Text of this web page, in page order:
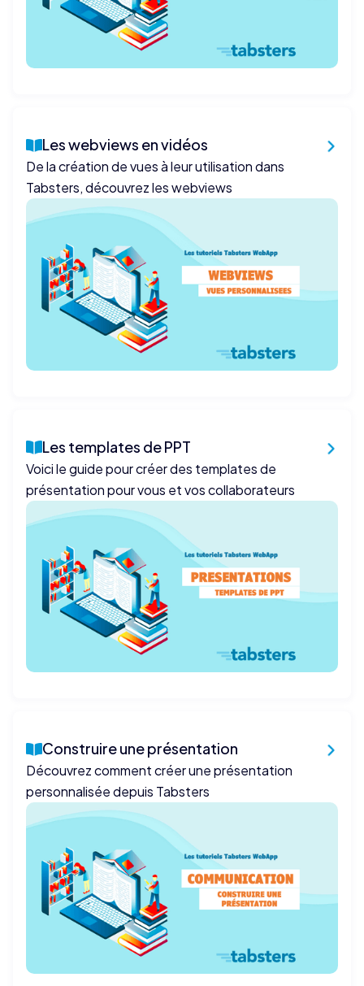
Les webviews en vidéos
De la création de vues à leur utilisation dans
Tabsters, découvrez les webviews
Les templates de PPT
Voici le guide pour créer des templates de
présentation pour vous et vos collaborateurs
Construire une présentation
Découvrez comment créer une présentation
personnalisée depuis Tabsters